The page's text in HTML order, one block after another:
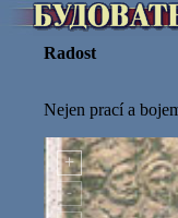
Radost
Nejen prací a